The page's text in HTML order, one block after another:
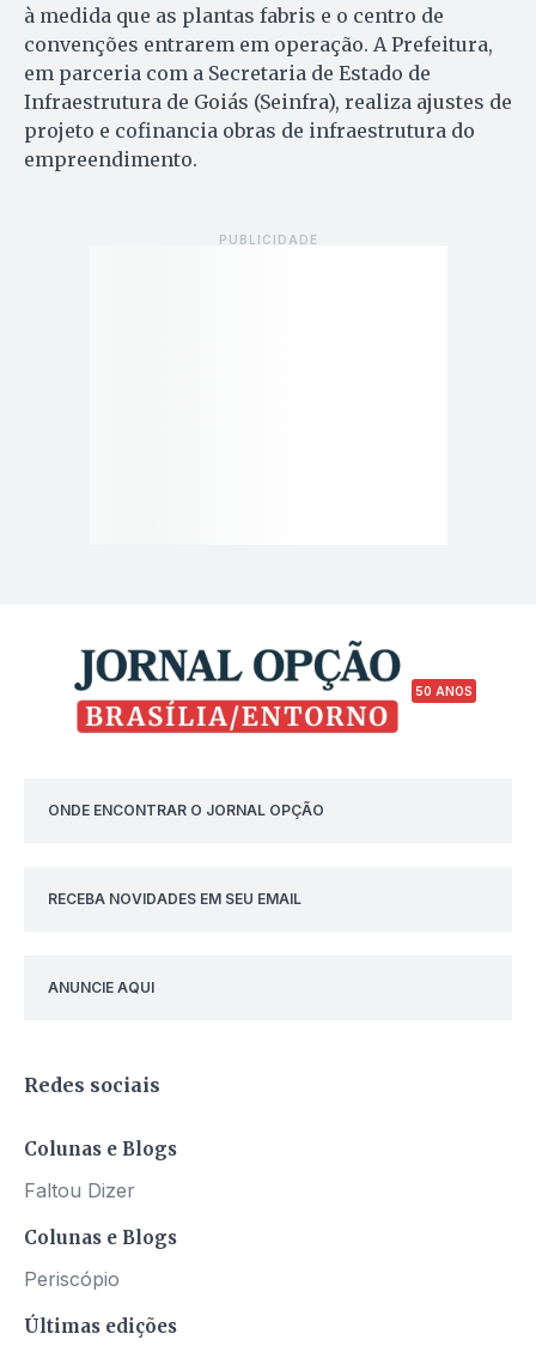
à medida que as plantas fabris e o centro de
convenções entrarem em operação. A Prefeitura,
em parceria com a Secretaria de Estado de
Infraestrutura de Goiás (Seinfra), realiza ajustes de
projeto e cofinancia obras de infraestrutura do
empreendimento.
50 ANOS
ONDE ENCONTRAR O JORNAL OPÇÃO
RECEBA NOVIDADES EM SEU EMAIL
ANUNCIE AQUI
Redes sociais
Colunas e Blogs
Faltou Dizer
Colunas e Blogs
Periscópio
Últimas edições